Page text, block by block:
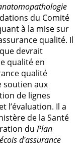
du Comité
à la mise sur
qualité. Il
devrait
qualité en
qualité
soutien aux
de lignes
l’évaluation. Il a
de la Santé
du Plan
d'assurance